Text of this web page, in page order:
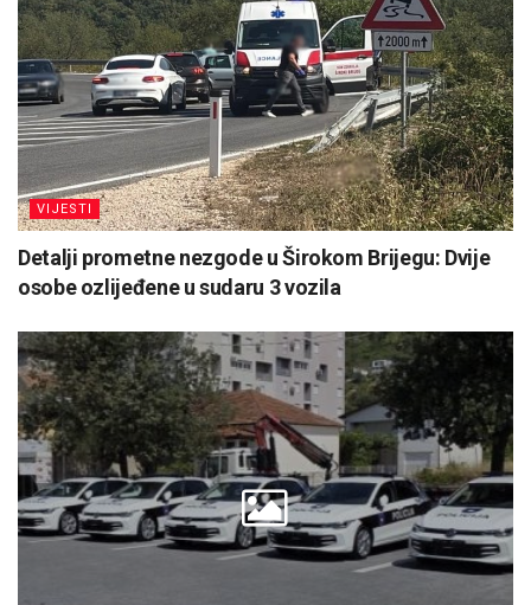
VIJESTI
Detalji prometne nezgode u Širokom Brijegu: Dvije
osobe ozlijeđene u sudaru 3 vozila